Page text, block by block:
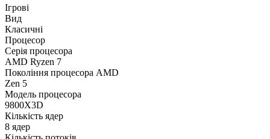
Ігрові
Вид
Класичні
Процесор
Серія процесора
AMD Ryzen 7
Покоління процесора AMD
Zen 5
Модель процесора
9800X3D
Кількість ядер
8 ядер